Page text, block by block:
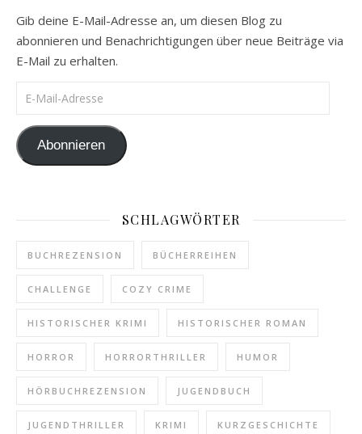
Gib deine E-Mail-Adresse an, um diesen Blog zu
abonnieren und Benachrichtigungen über neue Beiträge via
E-Mail zu erhalten.
E-Mail-Adresse
Abonnieren
SCHLAGWÖRTER
BUCHREZENSION BÜCHERREIHEN
CHALLENGE COZY CRIME
HISTORISCHER KRIMI HISTORISCHER ROMAN
HORROR HORRORTHRILLER HUMOR
HÖRBUCHREZENSION JUGENDBUCH
JUGENDTHRILLER KRIMI KURZGESCHICHTE